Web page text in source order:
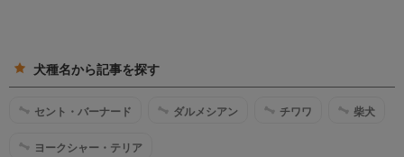
犬種名から記事を探す
セント・バーナード ダルメシアン チワワ 柴犬
ヨークシャー・テリア